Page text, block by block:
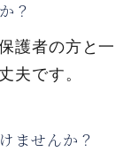
？
護者の方と一
夫です。
ませんか？